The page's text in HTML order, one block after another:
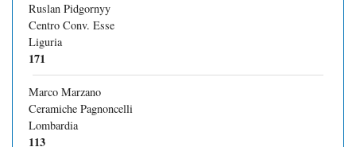
Ruslan Pidgornyy
Centro Conv. Esse
Liguria
171
Marco Marzano
Ceramiche Pagnoncelli
Lombardia
113